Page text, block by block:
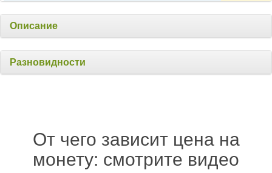
Описание
Разновидности
От чего зависит цена на
монету: смотрите видео